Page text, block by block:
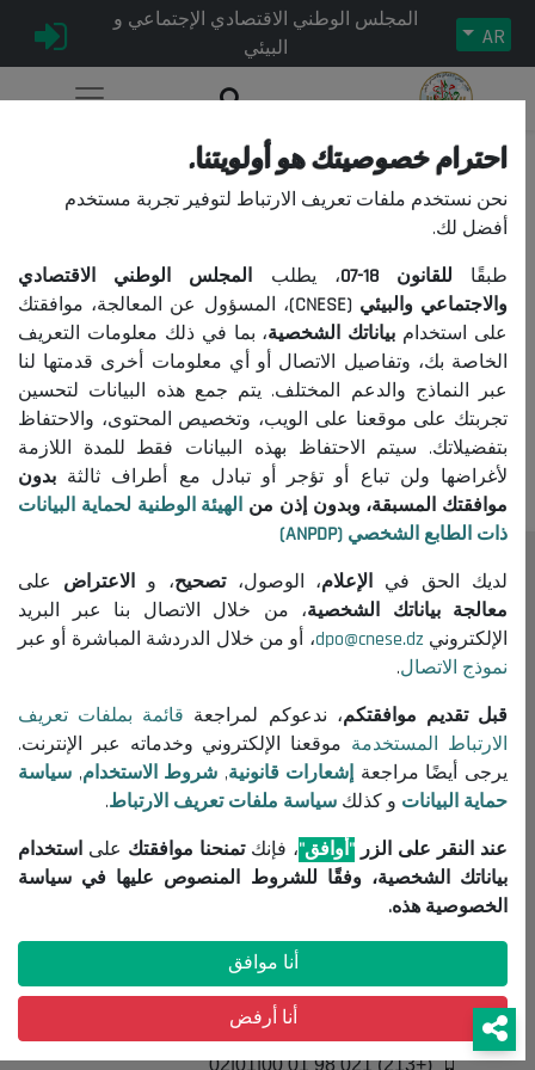
AR
المجلس الوطني الاقتصادي الإجتماعي و
البيئي
إدارات ومؤسسات الدولة
تاريخ النشر: 10/03/2022 الوسمات:
اجتماعي
المجلس الوطني الاقتصادي والاجتماعي والبيئي
علم البيئة عدد الزيارات:
1169
45
المجلس
حول المجلس
الرئيس
جميع المنشورات
معلومات مفيدة
إشعارات قانونية
شروط الاستخدام
سياسة ملفات تعريف الارتباط
(+213) 021 98 01 00|01|02
احترام خصوصيتك هو أولويتنا.
نحن نستخدم ملفات تعريف الارتباط لتوفير تجربة مستخدم
أفضل لك.
طبقًا للقانون 18-07 ، يطلب المجلس الوطني الاقتصادي
والاجتماعي والبيئي (CNESE)
، المسؤول عن المعالجة، موافقتك
على استخدام بياناتك الشخصية، بما في ذلك معلومات التعريف
الخاصة بك، وتفاصيل الاتصال أو أي معلومات أخرى قدمتها لنا
عبر النماذج والدعم المختلف. يتم جمع هذه البيانات لتحسين
تجربتك على موقعنا على الويب، وتخصيص المحتوى، والاحتفاظ
بتفضيلاتك. سيتم الاحتفاظ بهذه البيانات فقط للمدة اللازمة
لأغراضها ولن تباع أو تؤجر أو تبادل مع أطراف ثالثة بدون
موافقتك المسبقة، وبدون إذن من الهيئة الوطنية لحماية البيانات
ذات الطابع الشخصي (ANPDP)
لديك الحق في الإعلام، الوصول،تصحيح، والاعتراض على
معالجة بياناتك الشخصية، من خلال الاتصال بنا عبر البريد
الإلكترونيdpo@cnese.dz، أو من خلال الدردشة المباشرة أو عبر
نموذج الاتصال.
قبل تقديم موافقتكم، ندعوكم لمراجعة قائمة بملفات تعريف
الارتباط المستخدمة موقعنا الإلكتروني وخدماته عبر الإنترنت.
يرجى أيضًا مراجعة إشعارات قانونية, شروط الاستخدام, سياسة
حماية البيانات و كذلك سياسة ملفات تعريف الارتباط.
عند النقر على الزر "أوافق"، فإنكتمنحنا موافقتك على استخدام
بياناتك الشخصية، وفقًا للشروط المنصوص عليها في سياسة
الخصوصية هذه.
أنا موافق
أنا أرفض